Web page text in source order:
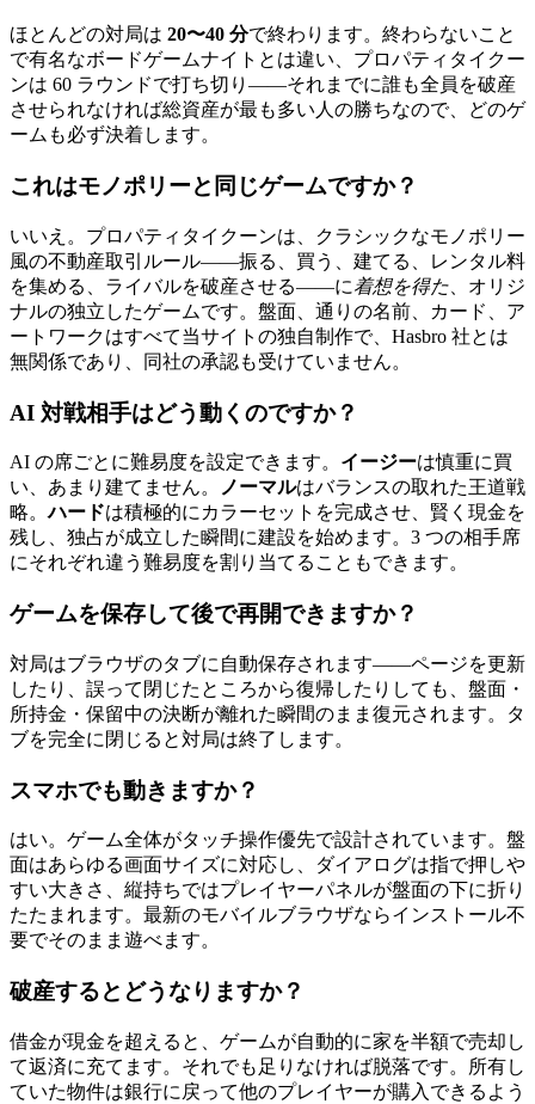
ほとんどの対局は 20〜40 分で終わります。終わらないこと
で有名なボードゲームナイトとは違い、プロパティタイクー
ンは 60 ラウンドで打ち切り——それまでに誰も全員を破産
させられなければ総資産が最も多い人の勝ちなので、どのゲ
ームも必ず決着します。
これはモノポリーと同じゲームですか？
いいえ。プロパティタイクーンは、クラシックなモノポリー
風の不動産取引ルール——振る、買う、建てる、レンタル料
を集める、ライバルを破産させる——に着想を得た 、オリジ
ナルの独立したゲームです。盤面、通りの名前、カード、ア
ートワークはすべて当サイトの独自制作で、Hasbro 社とは
無関係であり、同社の承認も受けていません。
AI 対戦相手はどう動くのですか？
AI の席ごとに難易度を設定できます。 イージーは慎重に買
い、あまり建てません。
ノーマルはバランスの取れた王道戦
略。ハードは積極的にカラーセットを完成させ、賢く現金を
残し、独占が成立した瞬間に建設を始めます。3 つの相手席
にそれぞれ違う難易度を割り当てることもできます。
ゲームを保存して後で再開できますか？
対局はブラウザのタブに自動保存されます——ページを更新
したり、誤って閉じたところから復帰したりしても、盤面・
所持金・保留中の決断が離れた瞬間のまま復元されます。タ
ブを完全に閉じると対局は終了します。
スマホでも動きますか？
はい。ゲーム全体がタッチ操作優先で設計されています。盤
面はあらゆる画面サイズに対応し、ダイアログは指で押しや
すい大きさ、縦持ちではプレイヤーパネルが盤面の下に折り
たたまれます。最新のモバイルブラウザならインストール不
要でそのまま遊べます。
破産するとどうなりますか？
借金が現金を超えると、ゲームが自動的に家を半額で売却し
て返済に充てます。それでも足りなければ脱落です。所有し
ていた物件は銀行に戻って他のプレイヤーが購入できるよう